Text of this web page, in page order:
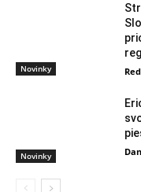
Novinky
Novinky